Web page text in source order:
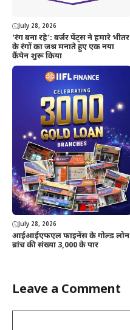
July 28, 2026
‘रंग बना रहे’: बर्जर पेंट्स ने हमारे भीतर
के रंगों का जश्न मनाते हुए एक नया
कैंपेन शुरू किया
July 28, 2026
आईआईएफएल फाइनेंस के गोल्ड लोन
ब्रांच की संख्या 3,000 के पार
Leave a Comment